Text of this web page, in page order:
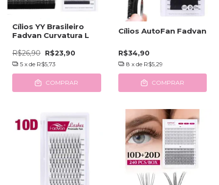
Cílios YY Brasileiro
Fadvan Curvatura L
R$26,90 R$23,90
5 x de R$5,73
COMPRAR
Cílios AutoFan Fadvan
R$34,90
8 x de R$5,29
COMPRAR